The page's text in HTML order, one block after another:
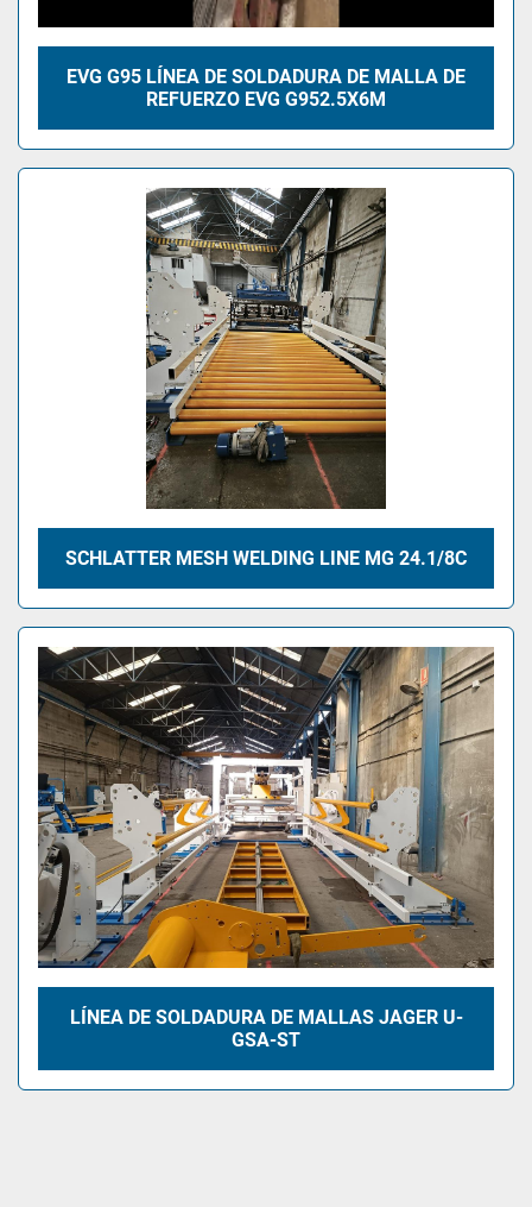
EVG G95 LÍNEA DE SOLDADURA DE MALLA DE
REFUERZO EVG G952.5X6M
SCHLATTER MESH WELDING LINE MG 24.1/8C
LÍNEA DE SOLDADURA DE MALLAS JAGER U-
GSA-ST